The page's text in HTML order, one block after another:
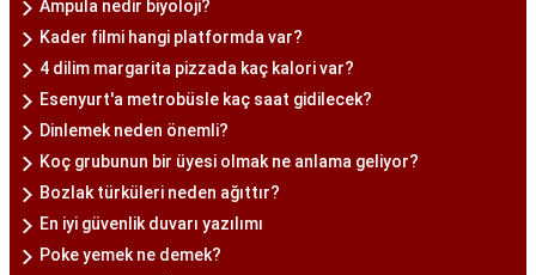
Ampula nedir biyoloji?
Kader filmi hangi platformda var?
4 dilim margarita pizzada kaç kalori var?
Esenyurt'a metrobüsle kaç saat gidilecek?
Dinlemek neden önemli?
Koç grubunun bir üyesi olmak ne anlama geliyor?
Bozlak türküleri neden ağıttır?
En iyi güvenlik duvarı yazılımı
Poke yemek ne demek?